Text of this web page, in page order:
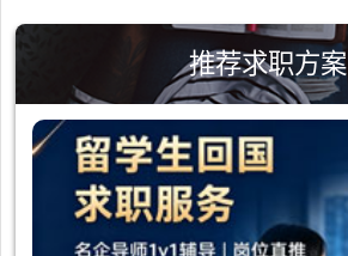
推荐求职方案